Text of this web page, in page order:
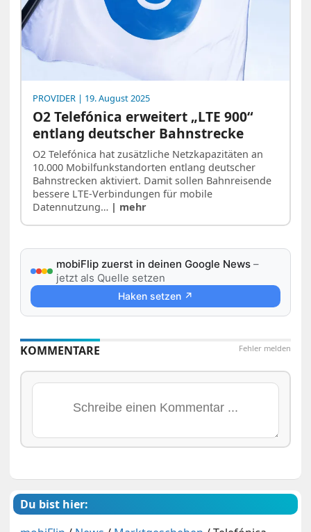
PROVIDER | 19. August 2025
O2 Telefónica erweitert „LTE 900“
entlang deutscher Bahnstrecke
O2 Telefónica hat zusätzliche Netzkapazitäten an
10.000 Mobilfunkstandorten entlang deutscher
Bahnstrecken aktiviert. Damit sollen Bahnreisende
bessere LTE-Verbindungen für mobile
Datennutzung… | mehr
mobiFlip zuerst in deinen Google News –
jetzt als Quelle setzen
Haken setzen ↗
Fehler melden
KOMMENTARE
Du bist hier: